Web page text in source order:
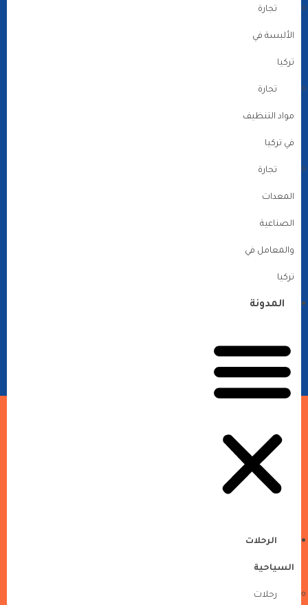
تجارة
الألبسة في
تركيا
تجارة
مواد التنظيف
في تركيا
تجارة
المعدات
الصناعية
والمعامل في
تركيا
المدونة
الرحلات
السياحية
رحلات